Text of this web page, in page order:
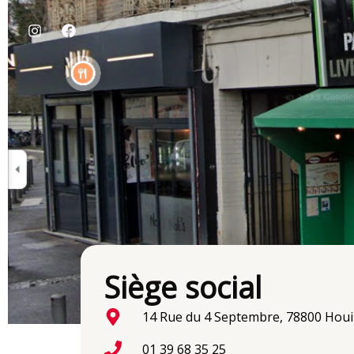
Skip
to
content
Siège social
14 Rue du 4 Septembre, 78800
01 39 68 35 25